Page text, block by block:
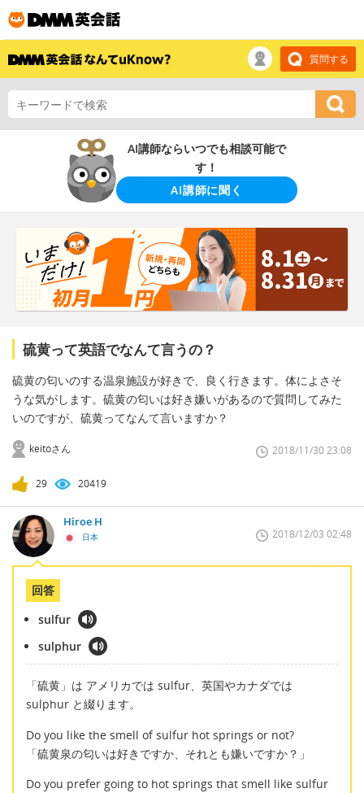
質問する
AI講師ならいつでも相談可能で
す！
AI講師に聞く
硫黄って英語でなんて言うの？
硫黄の匂いのする温泉施設が好きで、良く行きます。体によさそ
うな気がします。硫黄の匂いは好き嫌いがあるので質問してみた
いのですが、硫黄ってなんて言いますか？
keitoさん 2018/11/30 23:08
29 20419
Hiroe H
日本 2018/12/03 02:48
回答
sulfur
sulphur
「硫黄」は アメリカでは sulfur、英国やカナダでは
sulphur と綴ります。
Do you like the smell of sulfur hot springs or not?
「硫黄泉の匂いは好きですか、それとも嫌いですか？」
Do you prefer going to hot springs that smell like sulfur